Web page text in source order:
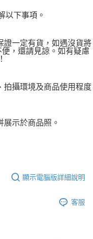
以下事項。
證一定有貨，如遇沒貨將
，還請見諒。如有疑慮
拍攝環境及商品使用程度
示於商品照。
顯示電腦版詳細說明
客服